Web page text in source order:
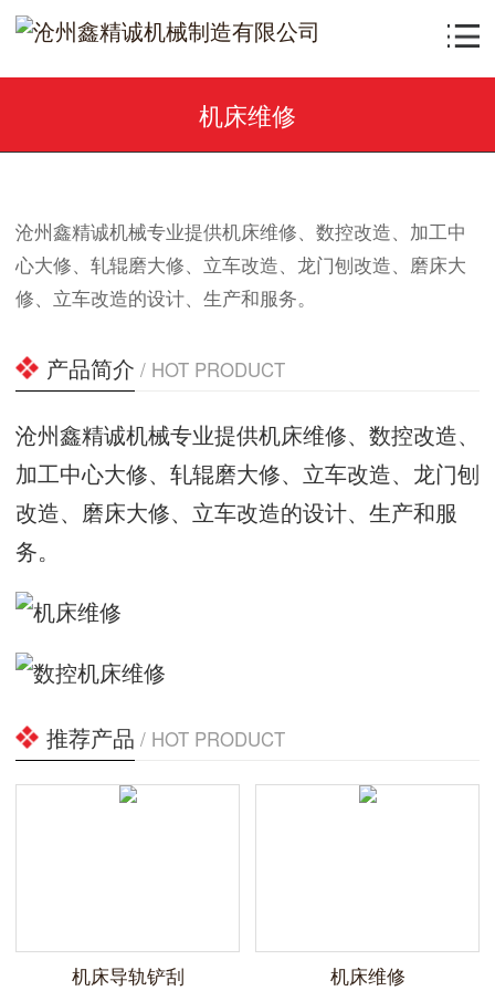
机床维修
沧州鑫精诚机械专业提供机床维修、数控改造、加工中
心大修、轧辊磨大修、立车改造、龙门刨改造、磨床大
修、立车改造的设计、生产和服务。
产品简介 / HOT PRODUCT
沧州鑫精诚机械专业提供机床维修、数控改造、
加工中心大修、轧辊磨大修、立车改造、龙门刨
改造、磨床大修、立车改造的设计、生产和服
务。
推荐产品 / HOT PRODUCT
机床导轨铲刮 机床维修